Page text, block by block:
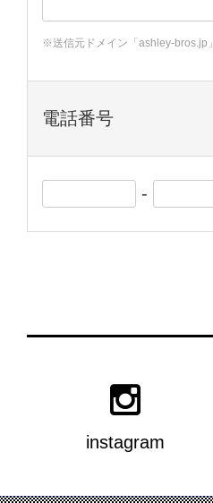
※送信元ドメイン「ashley-bros.jp
電話番号
-
instagram